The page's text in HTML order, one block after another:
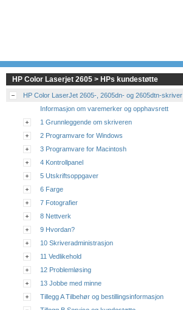
HP Color Laserjet 2605 > HPs kundestøtte
HP Color LaserJet 2605-, 2605dn- og 2605dtn-skriver
Informasjon om varemerker og opphavsrett
1 Grunnleggende om skriveren
2 Programvare for Windows
3 Programvare for Macintosh
4 Kontrollpanel
5 Utskriftsoppgaver
6 Farge
7 Fotografier
8 Nettverk
9 Hvordan?
10 Skriveradministrasjon
11 Vedlikehold
12 Problemløsing
13 Jobbe med minne
Tillegg A Tilbehør og bestillingsinformasjon